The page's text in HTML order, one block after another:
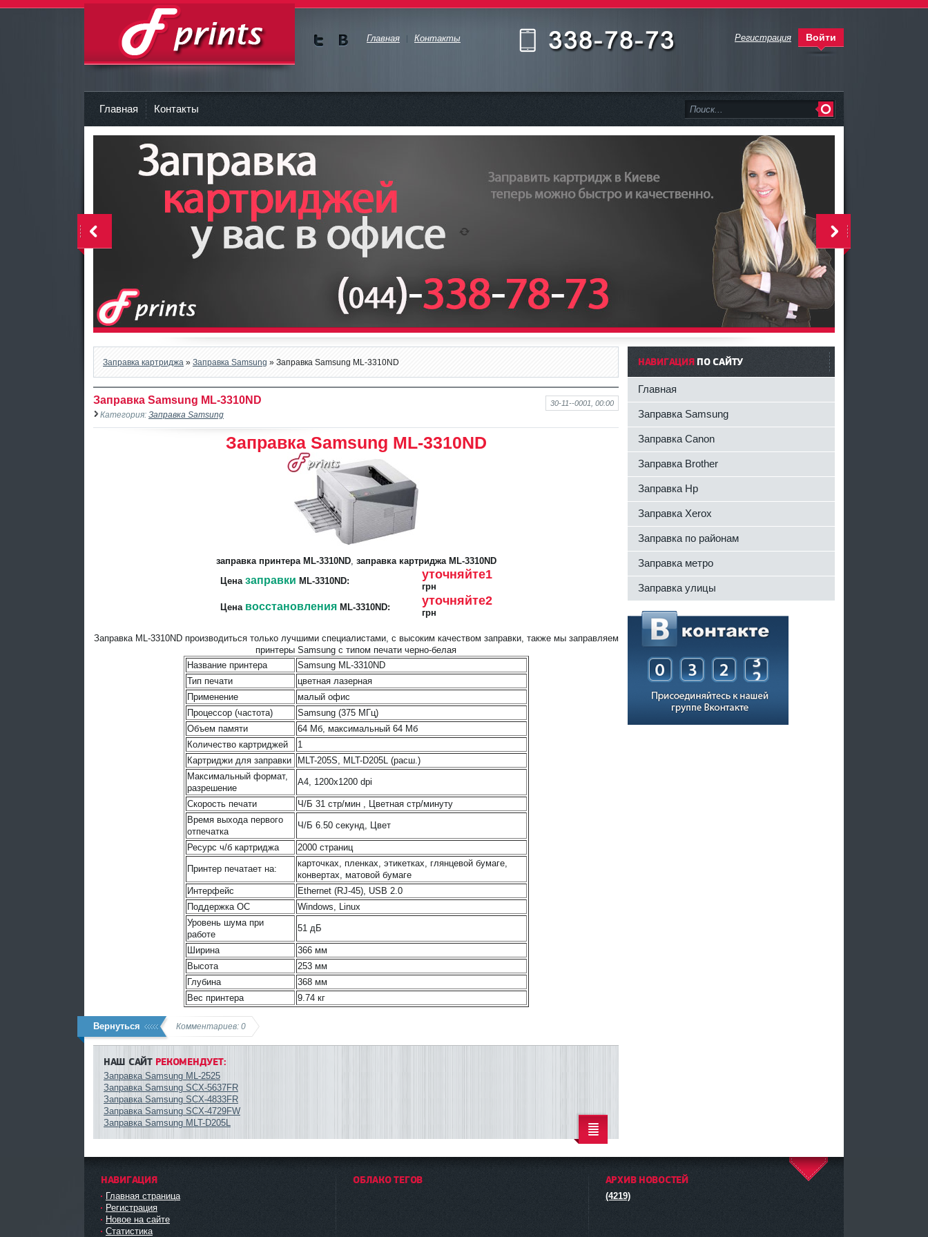
Заправка картриджа Киев
Регистрация Войти
Главная Контакты
Главная Контакты
>
Заправка картриджа » Заправка Samsung » Заправка Samsung ML-3310ND
30-11--0001, 00:00
Заправка Samsung ML-3310ND
Категория: Заправка Samsung
Заправка Samsung ML-3310ND
заправка принтера ML-3310ND, заправка картриджа ML-3310ND
Цена заправки ML-3310ND: уточняйте1
грн
Цена восстановленияML-3310ND: уточняйте2
грн
Заправка ML-3310ND производиться только лучшими специалистами, с высоким качеством заправки, также мы заправляем
принтеры Samsung с типом печати черно-белая
Название принтера
Samsung ML-3310ND
Тип печати
цветная лазерная
Применение
малый офис
Процессор (частота)
Samsung (375 МГц)
Объем памяти
64 Мб, максимальный 64 Мб
Количество картриджей
1
Картриджи для заправки
MLT-205S, MLT-D205L (расш.)
Максимальный формат,
разрешение
A4, 1200x1200 dpi
Скорость печати
Ч/Б 31 стр/мин , Цветная стр/минуту
Время выхода первого
отпечатка
Ч/Б 6.50 секунд, Цвет
Ресурс ч/б картриджа 2000 страниц
Принтер печатает на:
карточках, пленках, этикетках, глянцевой бумаге,
конвертах, матовой бумаге
Интерфейс
Ethernet (RJ-45), USB 2.0
Поддержка ОС
Windows, Linux
Уровень шума при
работе
51 дБ
Ширина
366 мм
Высота
253 мм
Глубина
368 мм
Вес принтера
9.74 кг
Вернуться Комментариев: 0
НАШ САЙТРЕКОМЕНДУЕТ:
Заправка Samsung ML-2525
Заправка Samsung SCX-5637FR
Заправка Samsung SCX-4833FR
Заправка Samsung SCX-4729FW
Заправка Samsung MLT-D205L
НАВИГАЦИЯПО САЙТУ
Главная
Заправка Samsung
Заправка Canon
Заправка Brother
Заправка Hp
Заправка Xerox
Заправка по районам
Заправка метро
Заправка улицы
НАВИГАЦИЯ
Главная страница
Регистрация
Новое на сайте
Статистика
ОБЛАКО ТЕГОВ АРХИВ НОВОСТЕЙ
(4219)